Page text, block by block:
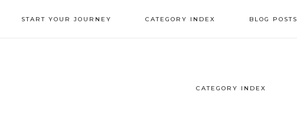
START YOUR JOURNEY CATEGORY INDEX BLOG POSTS
CATEGORY INDEX